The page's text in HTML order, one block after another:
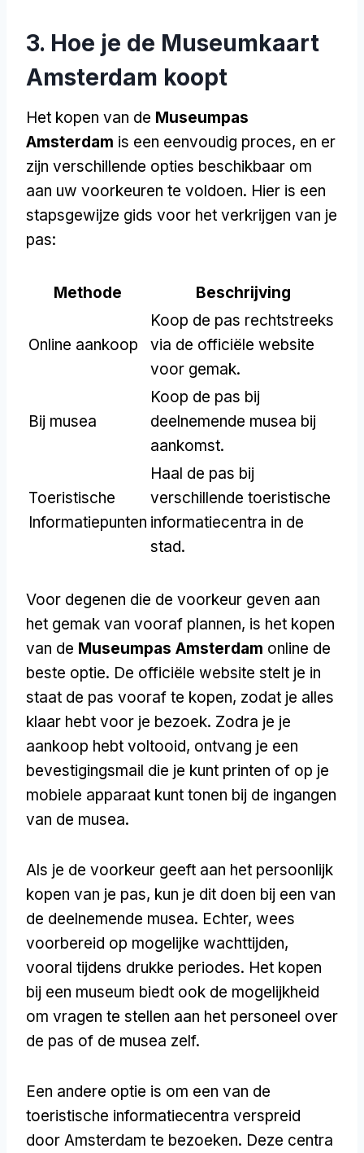
3. Hoe je de Museumkaart
Amsterdam koopt
Het kopen van de Museumpas
Amsterdam is een eenvoudig proces, en er
zijn verschillende opties beschikbaar om
aan uw voorkeuren te voldoen. Hier is een
stapsgewijze gids voor het verkrijgen van je
pas:
Methode Beschrijving
Online aankoop
Koop de pas rechtstreeks
via de officiële website
voor gemak.
Bij musea
Koop de pas bij
deelnemende musea bij
aankomst.
Toeristische
Informatiepunten
Haal de pas bij
verschillende toeristische
informatiecentra in de
stad.
Voor degenen die de voorkeur geven aan
het gemak van vooraf plannen, is het kopen
van de Museumpas Amsterdam online de
beste optie. De officiële website stelt je in
staat de pas vooraf te kopen, zodat je alles
klaar hebt voor je bezoek. Zodra je je
aankoop hebt voltooid, ontvang je een
bevestigingsmail die je kunt printen of op je
mobiele apparaat kunt tonen bij de ingangen
van de musea.
Als je de voorkeur geeft aan het persoonlijk
kopen van je pas, kun je dit doen bij een van
de deelnemende musea. Echter, wees
voorbereid op mogelijke wachttijden,
vooral tijdens drukke periodes. Het kopen
bij een museum biedt ook de mogelijkheid
om vragen te stellen aan het personeel over
de pas of de musea zelf.
Een andere optie is om een van de
toeristische informatiecentra verspreid
door Amsterdam te bezoeken. Deze centra